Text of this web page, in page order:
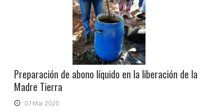
Preparación de abono líquido en la liberación de la
Madre Tierra
07 Mar 2020